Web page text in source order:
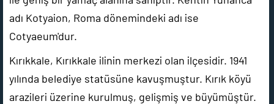
adı Kotyaion, Roma dönemindeki adı ise
Cotyaeum'dur.
Kırıkkale, Kırıkkale ilinin merkezi olan ilçesidir. 1941
yılında belediye statüsüne kavuşmuştur. Kırık köyü
arazileri üzerine kurulmuş, gelişmiş ve büyümüştür.